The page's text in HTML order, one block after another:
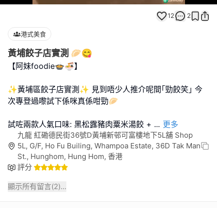
100.00%
12 2
港式美食
黃埔餃子店實測 🥟😋
【阿妹foodie🍲🍜】
✨黃埔區餃子店實測✨ 見到唔少人推介呢間｢勁餃笑｣ 今
次專登過嚟試下係咪真係咁勁🥟
試咗兩款人氣口味: 黑松露豬肉粟米湯餃 + ... 更多
九龍 紅磡德民街36號D黃埔新邨可富樓地下5L舖 Shop
5L, G/F, Ho Fu Builing, Whampoa Estate, 36D Tak Man
St., Hunghom, Hung Hom, 香港
評分
顯示所有留言(2)...